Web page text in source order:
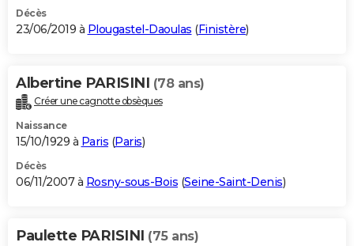
Décès
23/06/2019 à Plougastel-Daoulas (Finistère)
Albertine PARISINI (78 ans)
Créer une cagnotte obsèques
Naissance
15/10/1929 à Paris (Paris)
Décès
06/11/2007 à Rosny-sous-Bois (Seine-Saint-Denis)
Paulette PARISINI (75 ans)